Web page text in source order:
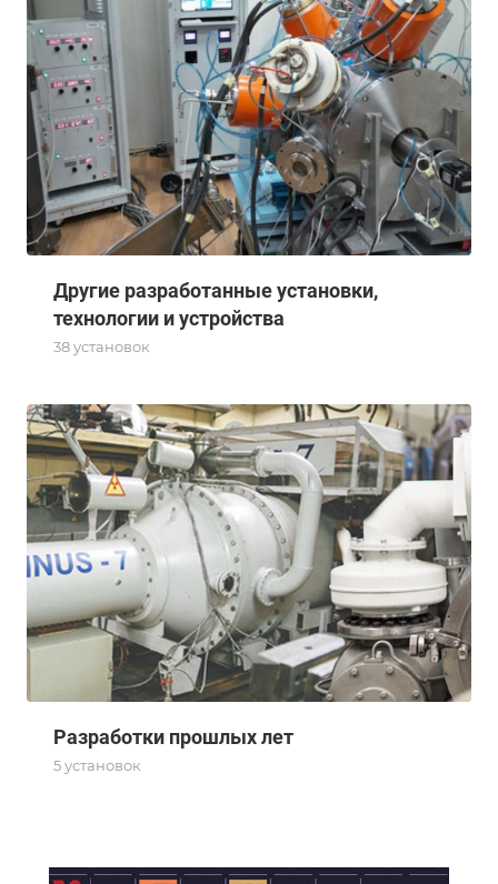
Другие разработанные установки,
технологии и устройства
38 установок
Разработки прошлых лет
5 установок